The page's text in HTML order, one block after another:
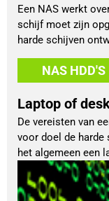
Een NAS werkt
schijf moet zijn
harde schijven
NAS HDD'S
Laptop of
De vereisten van
voor doel de harde
het algemeen een